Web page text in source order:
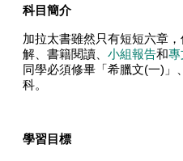
科目簡介
加拉太書雖然只有短短六章
解、書籍閱讀、 小組報告和專
同學必須修畢「希臘文(一) 」
科。
學習 目標